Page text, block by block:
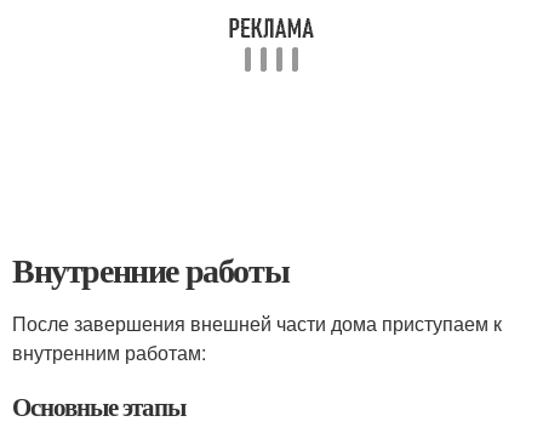
Внутренние работы
После завершения внешней части дома приступаем к
внутренним работам:
Основные этапы